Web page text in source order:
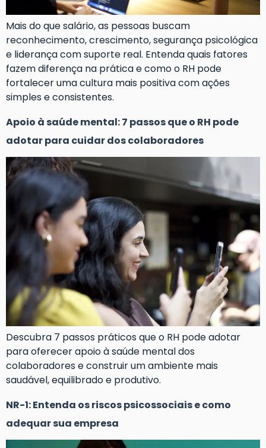
Mais do que salário, as pessoas buscam
reconhecimento, crescimento, segurança psicológica
e liderança com suporte real. Entenda quais fatores
fazem diferença na prática e como o RH pode
fortalecer uma cultura mais positiva com ações
simples e consistentes.
Apoio à saúde mental: 7 passos que o RH pode
adotar para cuidar dos colaboradores
Descubra 7 passos práticos que o RH pode adotar
para oferecer apoio à saúde mental dos
colaboradores e construir um ambiente mais
saudável, equilibrado e produtivo.
NR-1: Entenda os riscos psicossociais e como
adequar sua empresa